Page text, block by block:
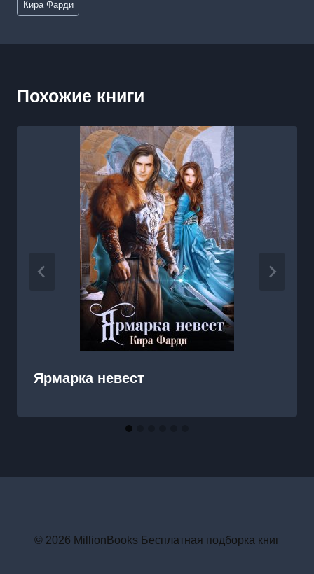
записи:
Кира Фарди
Похожие книги
Ярмарка невест
© 2026 MillionBooks Бесплатная подборка книг